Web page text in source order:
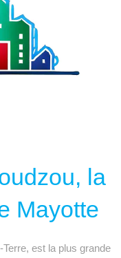
la
Mayotte
est la plus grande